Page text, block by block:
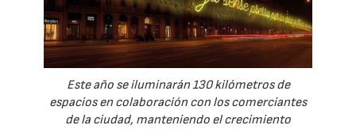
Este año se iluminarán 130 kilómetros de
espacios en colaboración con los comerciantes
de la ciudad, manteniendo el crecimiento